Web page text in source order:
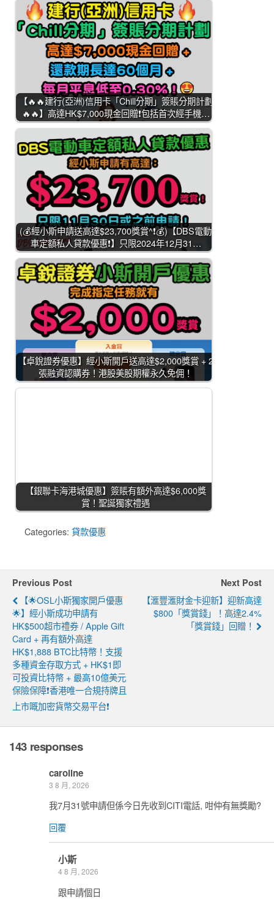
【🔥🔥建行(亞洲)信用卡「Chill分期」簽賬分期計劃
🔥🔥】高達HK$7,000現金回贈❗包括首次經手機…
(💰經小斯申請送高達$23,700獎賞^❗💰)【DBS電動
車定額私人貸款優惠❗】只限2024年12月31…
【卓銳證券優惠】經小斯開戶送高達$2,000獎賞 + 2
張融資認購券！港股美股期權永久免佣！
【銀聯卡海港城優惠】簽賬有額外高達$6,000獎
賞！聖誕獨家禮遇
Categories: 貸款優惠
Previous Post
【🌟OSL小斯獨家開戶優惠
🌟】經小斯成功申請有
HK$500超市禮券 / Apple Gift
Card + 再有額外高達
HK$1,888 BTC比特幣！支援
多種資金存取方式 + HK$1即
可投資比特幣 + 最高10億美元
保險保障❗香港唯一合規持牌且
上市嘅加密貨幣交易平台❗
Next Post
【滙豐滙財金卡迎新】迎新高達
$800「獎賞錢」！高達2.4%
「獎賞錢」回贈！
143 responses
caroline
3 8 月, 2026
我7月31號申請但係今日先收到CITI電話, 咁仲有無獎勵?
回覆
小斯
4 8 月, 2026
跟申請個日